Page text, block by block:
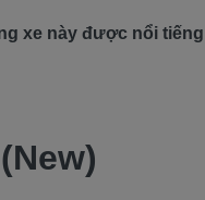
xe này được nổi